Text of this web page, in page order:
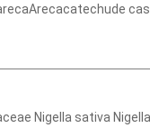
Nigella sativa